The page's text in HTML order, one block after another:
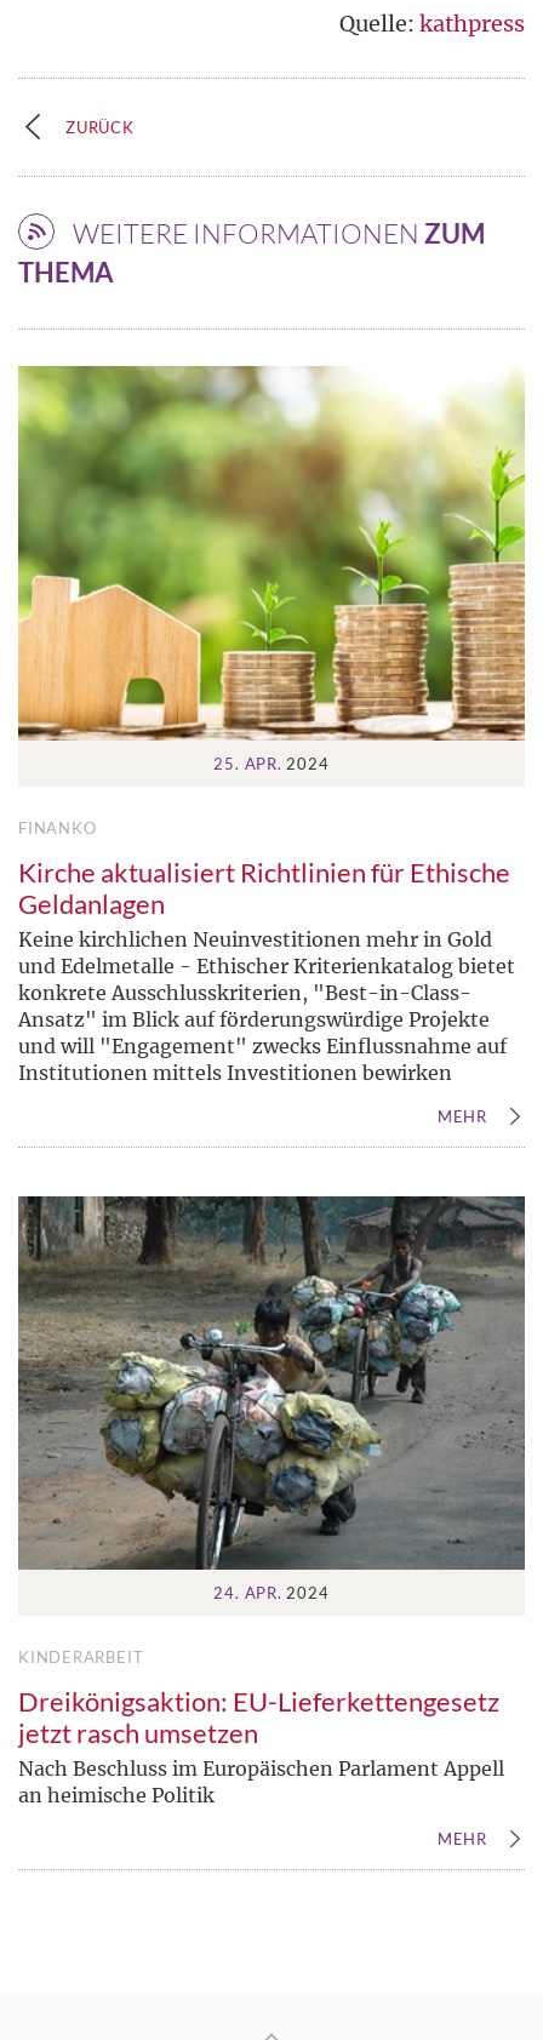
Quelle: kathpress
ZURÜCK
WEITERE INFORMATIONEN ZUM
THEMA
25. APR. 2024
FINANKO
Kirche aktualisiert Richtlinien für Ethische
Geldanlagen
Keine kirchlichen Neuinvestitionen mehr in Gold
und Edelmetalle - Ethischer Kriterienkatalog bietet
konkrete Ausschlusskriterien, "Best-in-Class-
Ansatz" im Blick auf förderungswürdige Projekte
und will "Engagement" zwecks Einflussnahme auf
Institutionen mittels Investitionen bewirken
MEHR
24. APR. 2024
KINDERARBEIT
Dreikönigsaktion: EU-Lieferkettengesetz
jetzt rasch umsetzen
Nach Beschluss im Europäischen Parlament Appell
an heimische Politik
MEHR